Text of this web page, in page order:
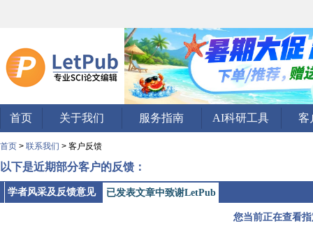
首页 关于我们 服务指南 AI科研工具 客
首页 > 联系我们 > 客户反馈
以下是近期部分客户的反馈：
学者风采及反馈意见 已发表文章中致谢LetPub
您当前正在查看